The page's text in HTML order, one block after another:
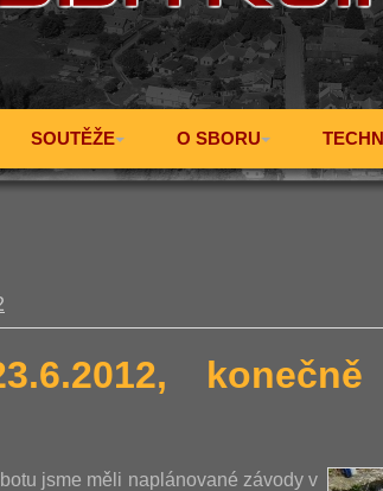
SOUTĚŽE O SBORU
jsme měli naplánované závody v